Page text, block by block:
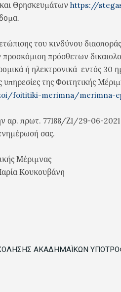
Θρησκευμάτων https://
του κινδύνου
προσκόμιση πρόσθετων
ή ηλεκτρονικά εντός 30
υπηρεσίες της Φοιτητικής
foititiki-merimna/merimna-
αρ. πρωτ. 77188/Ζ1/29-06-2021
σας.
Μέριμνας
Κουκουβάνη
ΑΚΑΔΗΜΑΪΚΩΝ